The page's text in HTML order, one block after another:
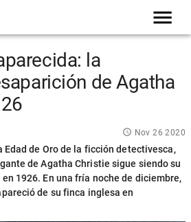
la
de Agatha
Nov 26 2020
Edad de Oro de la ficción detectivesca,
de Agatha Christie sigue siendo su
1926. En una fría noche de diciembre,
de su finca inglesa en